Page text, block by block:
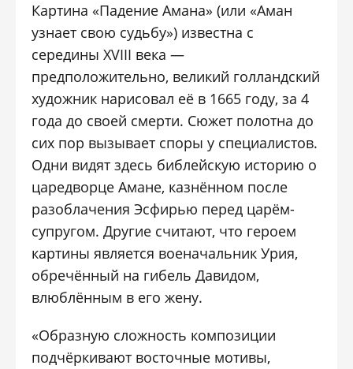
Картина «Падение Амана» (или «Аман
узнает свою судьбу») известна с
середины XVIII века —
предположительно, великий голландский
художник нарисовал её в 1665 году, за 4
года до своей смерти. Сюжет полотна до
сих пор вызывает споры у специалистов.
Одни видят здесь библейскую историю о
царедворце Амане, казнённом после
разоблачения Эсфирью перед царём-
супругом. Другие считают, что героем
картины является военачальник Урия,
обречённый на гибель Давидом,
влюблённым в его жену.
«Образную сложность композиции
подчёркивают восточные мотивы,